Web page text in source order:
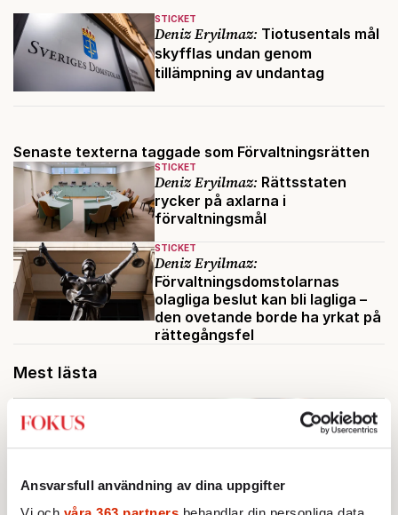
Ansvarsfull användning av dina uppgifter
STICKET
Deniz Eryilmaz: Tiotusentals mål
skyfflas undan genom
tillämpning av undantag
Senaste texterna taggade som Förvaltningsrätten
STICKET
Deniz Eryilmaz: Rättsstaten
rycker på axlarna i
förvaltningsmål
STICKET
Deniz Eryilmaz:
Förvaltningsdomstolarnas
olagliga beslut kan bli lagliga –
den ovetande borde ha yrkat på
rättegångsfel
Mest lästa